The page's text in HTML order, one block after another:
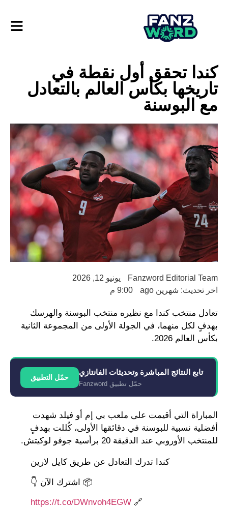
كندا تحقق أول نقطة في
تاريخها بكأس العالم بالتعادل
مع البوسنة
Fanzword Editorial Team
يونيو 12, 2026
اخر تحديث: شهرين ago
9:00 م
تعادل منتخب كندا مع نظيره منتخب البوسنة والهرسك
بهدفٍ لكل منهما، في الجولة الأولى من المجموعة الثانية
بكأس العالم 2026.
تابع النتائج المباشرة وتحديثات الفانتازي
حمّل تطبيق Fanzword
حمّل التطبيق
المباراة التي أقيمت على ملعب بي إم أو فيلد شهدت
أفضلية نسبية للبوسنة في دقائقها الأولى، كُللت بهدفٍ
للمنتخب الأوروبي عند الدقيقة 20 برأسية جوفو لوكيتش.
كندا تدرك التعادل عن طريق كايل لارين
📦 اشترك الآن 👇
🔗
https://t.co/DWnvoh4EGW